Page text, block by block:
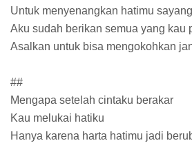
Untuk menyenangkan hatimu sayang
Aku sudah berikan semua yang kau
Asalkan untuk bisa mengokohkan
##
Mengapa setelah cintaku berakar
Kau melukai hatiku
Hanya karena harta hatimu jadi